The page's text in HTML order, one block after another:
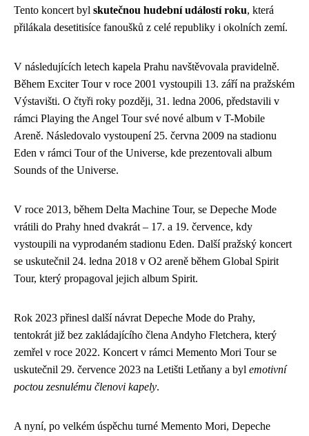
Tento koncert byl skutečnou hudební událostí roku, která
přilákala desetitisíce fanoušků z celé republiky i okolních zemí.
V následujících letech kapela Prahu navštěvovala pravidelně.
Během Exciter Tour v roce 2001 vystoupili 13. září na pražském
Výstavišti. O čtyři roky později, 31. ledna 2006, představili v
rámci Playing the Angel Tour své nové album v T-Mobile
Areně. Následovalo vystoupení 25. června 2009 na stadionu
Eden v rámci Tour of the Universe, kde prezentovali album
Sounds of the Universe.
V roce 2013, během Delta Machine Tour, se Depeche Mode
vrátili do Prahy hned dvakrát – 17. a 19. července, kdy
vystoupili na vyprodaném stadionu Eden. Další pražský koncert
se uskutečnil 24. ledna 2018 v O2 areně během Global Spirit
Tour, který propagoval jejich album Spirit.
Rok 2023 přinesl další návrat Depeche Mode do Prahy,
tentokrát již bez zakládajícího člena Andyho Fletchera, který
zemřel v roce 2022. Koncert v rámci Memento Mori Tour se
uskutečnil 29. července 2023 na Letišti Letňany a byl emotivní
poctou zesnulému členovi kapely.
A nyní, po velkém úspěchu turné Memento Mori, Depeche